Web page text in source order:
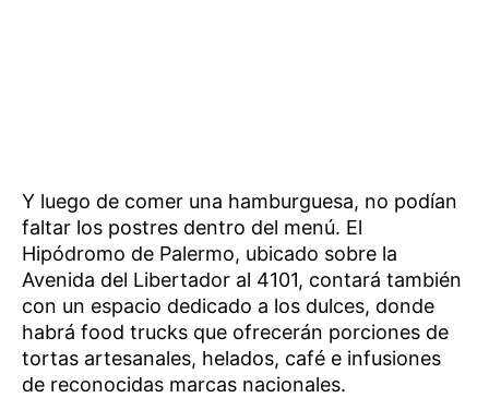
Y luego de comer una hamburguesa, no podían
faltar los postres dentro del menú. El
Hipódromo de Palermo, ubicado sobre la
Avenida del Libertador al 4101, contará también
con un espacio dedicado a los dulces, donde
habrá food trucks que ofrecerán porciones de
tortas artesanales, helados, café e infusiones
de reconocidas marcas nacionales.